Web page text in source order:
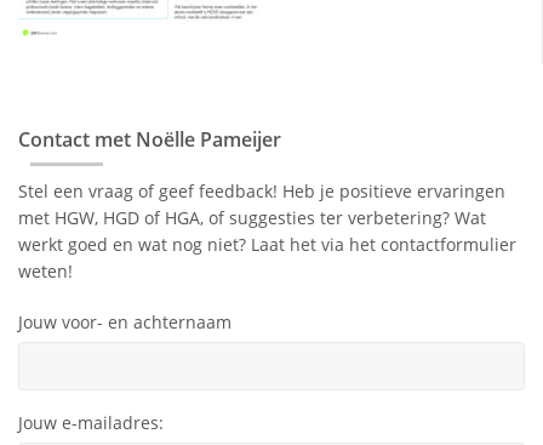
Contact met Noëlle Pameijer
Stel een vraag of geef feedback! Heb je positieve ervaringen
met HGW, HGD of HGA, of suggesties ter verbetering? Wat
werkt goed en wat nog niet? Laat het via het contactformulier
weten!
Jouw voor- en achternaam
Jouw e-mailadres: